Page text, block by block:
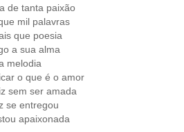
de tanta paixão
mil palavras
que poesia
a sua alma
melodia
o que é o amor
sem ser amada
se entregou
apaixonada